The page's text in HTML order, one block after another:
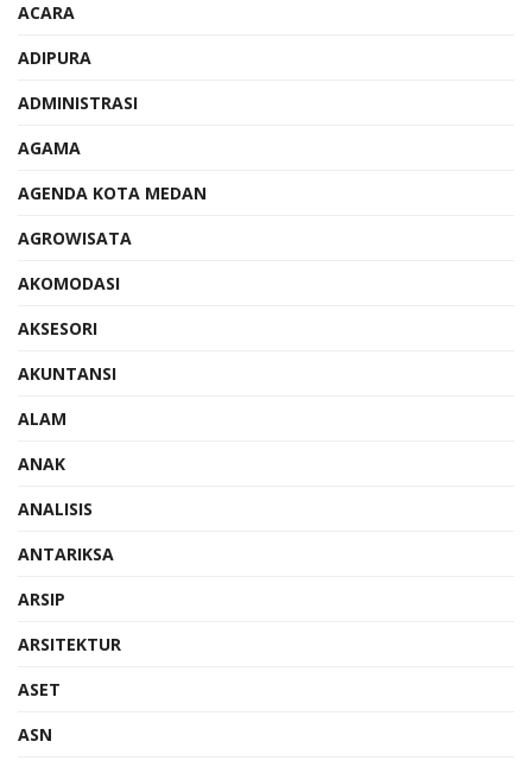
ACARA
ADIPURA
ADMINISTRASI
AGAMA
AGENDA KOTA MEDAN
AGROWISATA
AKOMODASI
AKSESORI
AKUNTANSI
ALAM
ANAK
ANALISIS
ANTARIKSA
ARSIP
ARSITEKTUR
ASET
ASN